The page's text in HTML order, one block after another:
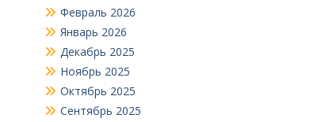
Февраль 2026
Январь 2026
Декабрь 2025
Ноябрь 2025
Октябрь 2025
Сентябрь 2025